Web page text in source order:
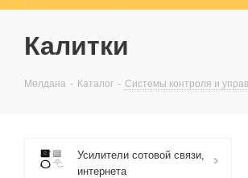
Калитки
Мелдана - Каталог - Системы контроля и
Усилители сотовой связи,
интернета